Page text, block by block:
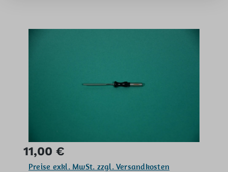
Regulärer Preis:
11,00 €
Preise exkl. MwSt. zzgl. Versandkosten